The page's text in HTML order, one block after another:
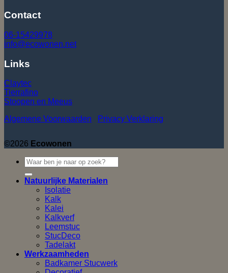
Contact
06-15429978
info@ecowonen.net
Links
Claytec
Tierrafino
Stoopen en Meeus
Algemene Voorwaarden
Privacy Verklaring
©2026 Ecowonen
Natuurlijke Materialen
Isolatie
Kalk
Kalei
Kalkverf
Leemstuc
StucDeco
Tadelakt
Werkzaamheden
Badkamer Stucwerk